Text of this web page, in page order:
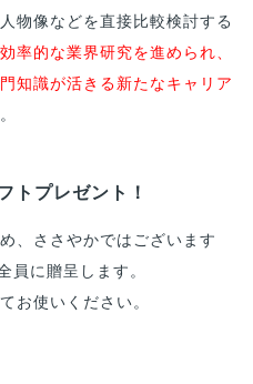
物像などを直接比較検討する
効率的な業界研究を進められ、
知識が活きる新たなキャリア
トプレゼント！
、ささやかではございます
員に贈呈します。
お使いください。